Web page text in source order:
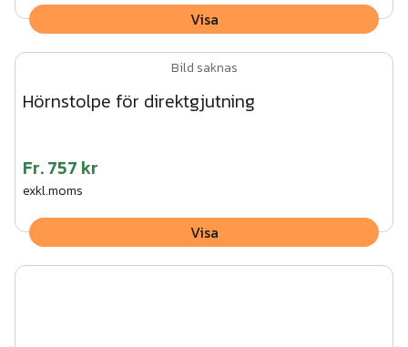
Visa
Bild saknas
Hörnstolpe för direktgjutning
Fr.757 kr
exkl.moms
Visa